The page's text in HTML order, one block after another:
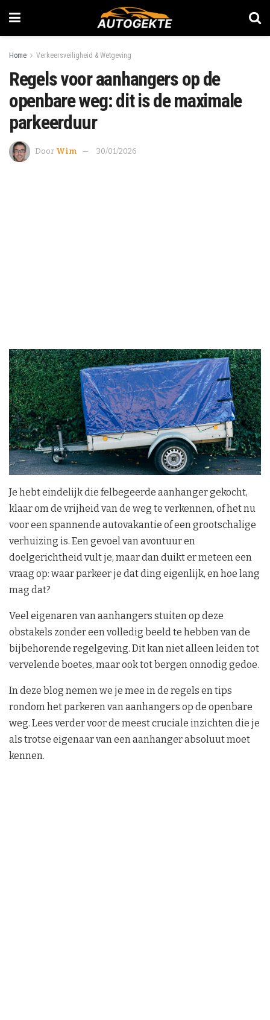
Home Verkeersveiligheid & Wetgeving
Regels voor aanhangers op de
openbare weg: dit is de maximale
parkeerduur
Door Wim 30/01/2026
Je hebt eindelijk die felbegeerde aanhanger gekocht,
klaar om de vrijheid van de weg te verkennen, of het nu
voor een spannende autovakantie of een grootschalige
verhuizing is. Een gevoel van avontuur en
doelgerichtheid vult je, maar dan duikt er meteen een
vraag op: waar parkeer je dat ding eigenlijk, en hoe lang
mag dat?
Veel eigenaren van aanhangers stuiten op deze
obstakels zonder een volledig beeld te hebben van de
bijbehorende regelgeving. Dit kan niet alleen leiden tot
vervelende boetes, maar ook tot bergen onnodig gedoe.
In deze blog nemen we je mee in de regels en tips
rondom het parkeren van aanhangers op de openbare
weg. Lees verder voor de meest cruciale inzichten die je
als trotse eigenaar van een aanhanger absoluut moet
kennen.